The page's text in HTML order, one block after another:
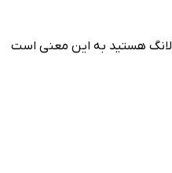
لانگ بودن به این معنی است که یک دارایی را در قیمت‌های پایین خریداری کنید به این امید که در قیمت‌های بالاتر بفروشید. به عنوان مثال هنگامی که شما برای EUR/USD لانگ هستید به این معنی است